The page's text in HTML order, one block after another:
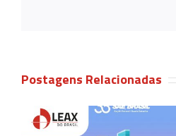
Postagens Relacionadas